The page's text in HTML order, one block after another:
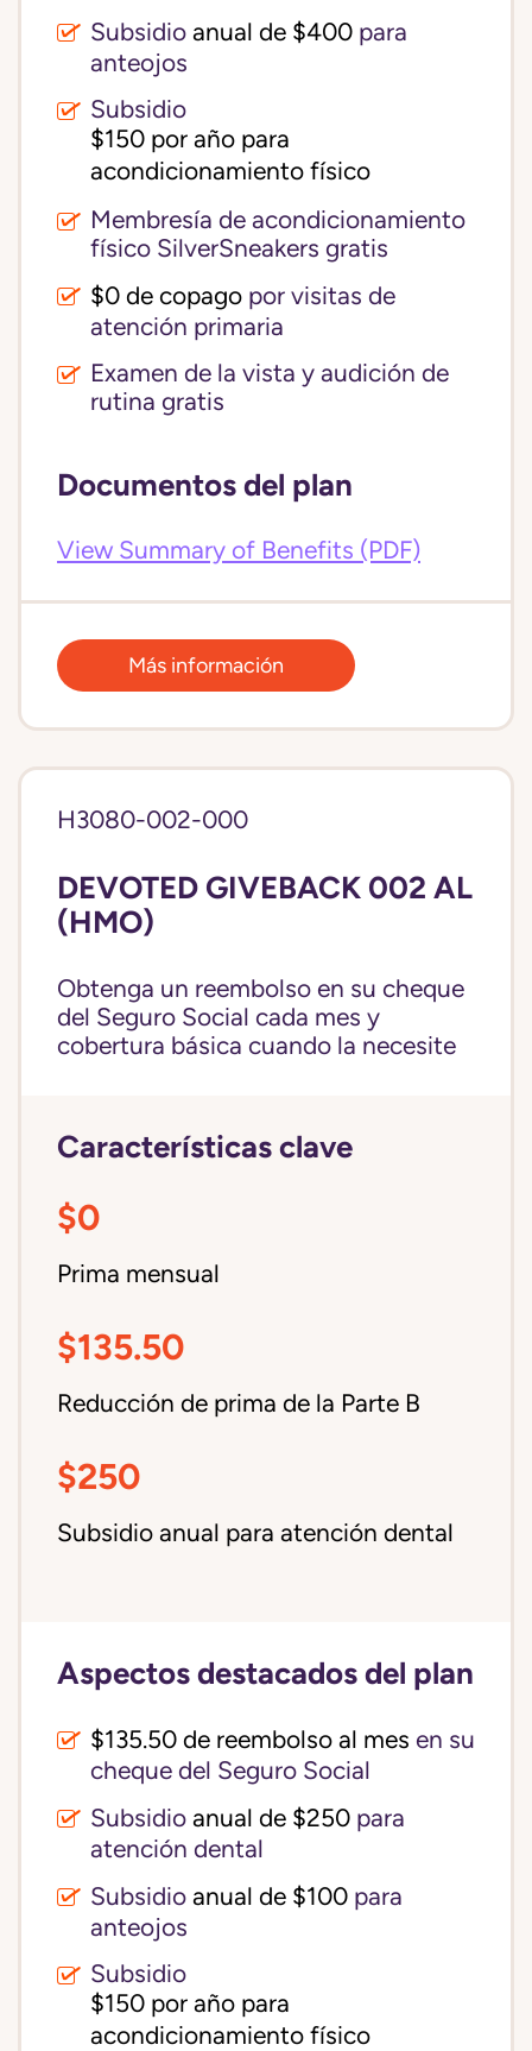
Subsidio anual de $400 para
anteojos
Subsidio
$150 por año para
acondicionamiento físico
Membresía de acondicionamiento
físico SilverSneakers gratis
$0 de copago por visitas de
atención primaria
Examen de la vista y audición de
rutina gratis
Documentos del plan
View Summary of Benefits (PDF)
Más información
H3080-002-000
DEVOTED GIVEBACK 002 AL
(HMO)
Obtenga un reembolso en su cheque
del Seguro Social cada mes y
cobertura básica cuando la necesite
Características clave
$0
Prima mensual
$135.50
Reducción de prima de la Parte B
$250
Subsidio anual para atención dental
Aspectos destacados del plan
$135.50 de reembolso al mes en su
cheque del Seguro Social
Subsidio anual de $250 para
atención dental
Subsidio anual de $100 para
anteojos
Subsidio
$150 por año para
acondicionamiento físico